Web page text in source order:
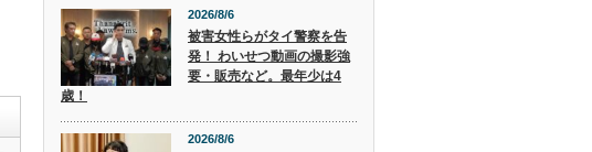
2026/8/6
被害女性らがタイ警察を告
発！ わいせつ動画の撮影強
要・販売など。最年少は4
歳！
2026/8/6